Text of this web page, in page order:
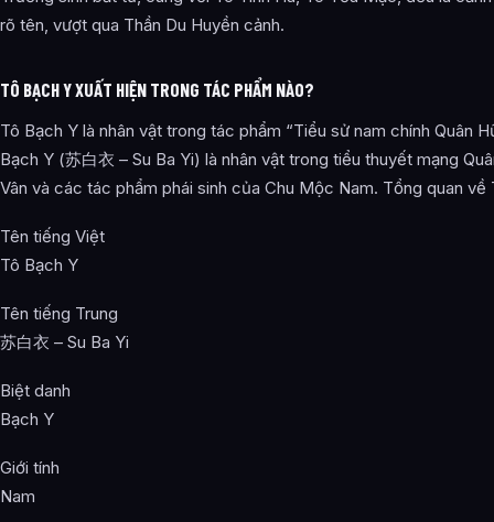
rõ tên, vượt qua Thần Du Huyền cảnh.
TÔ BẠCH Y XUẤT HIỆN TRONG TÁC PHẨM NÀO?
Tô Bạch Y là nhân vật trong tác phẩm “Tiểu sử nam chính Quân
Bạch Y (苏白衣 – Su Ba Yi) là nhân vật trong tiểu thuyết mạng
Vân và các tác phẩm phái sinh của Chu Mộc Nam. Tổng quan về
Tên tiếng Việt
Tô Bạch Y
Tên tiếng Trung
苏白衣 – Su Ba Yi
Biệt danh
Bạch Y
Giới tính
Nam